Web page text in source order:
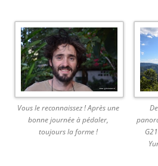
Vous le reconnaissez ! Après une
bonne journée à pédaler,
toujours la forme !